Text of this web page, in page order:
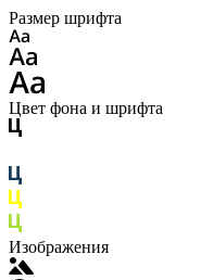
Размер шрифта
Цвет фона и шрифта
Изображения